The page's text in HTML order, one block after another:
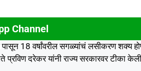
Channel
18 वर्षांवरील सगळ्यांचं लसीकरण शक्य
प्रविण दरेकर यांनी राज्य सरकारवर टीका